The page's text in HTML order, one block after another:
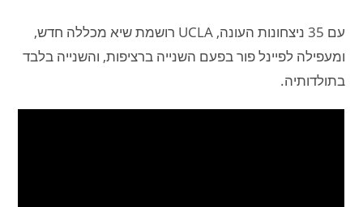
עם 35 ניצחונות העונה, UCLA רושמת שיא מכללה חדש,
ומעפילה לפיינל פור בפעם השנייה ברציפות, והשנייה בלבד
בתולדותיה.